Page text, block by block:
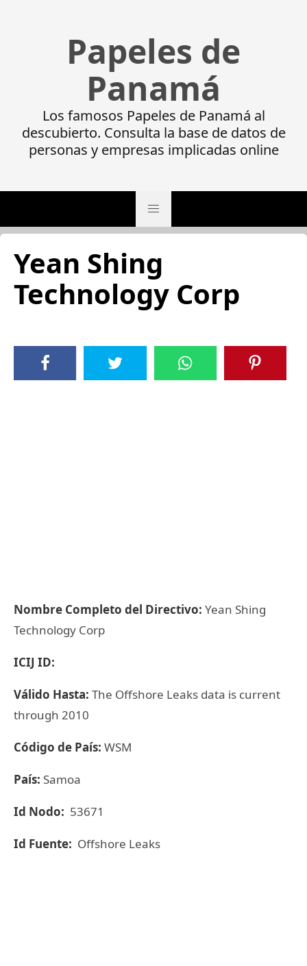
Papeles de
Panamá
Los famosos Papeles de Panamá al
descubierto. Consulta la base de datos de
personas y empresas implicadas online
Yean Shing
Technology Corp
Nombre Completo del Directivo: Yean Shing
Technology Corp
ICIJ ID:
Válido Hasta: The Offshore Leaks data is current
through 2010
Código de País: WSM
País: Samoa
Id Nodo: 53671
Id Fuente: Offshore Leaks